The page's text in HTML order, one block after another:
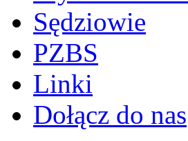
Sędziowie
PZBS
Linki
Dołącz do nas